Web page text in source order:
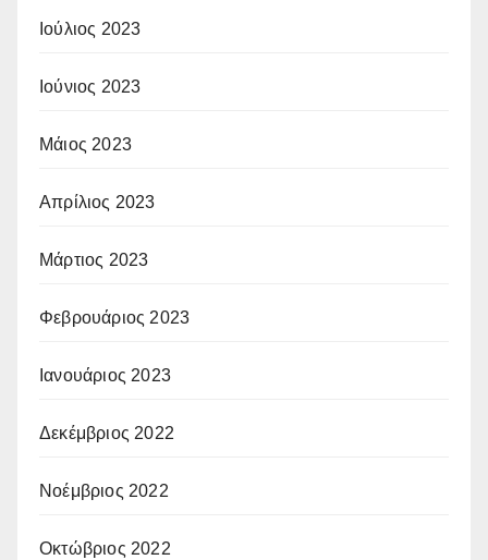
Ιούλιος 2023
Ιούνιος 2023
Μάιος 2023
Απρίλιος 2023
Μάρτιος 2023
Φεβρουάριος 2023
Ιανουάριος 2023
Δεκέμβριος 2022
Νοέμβριος 2022
Οκτώβριος 2022